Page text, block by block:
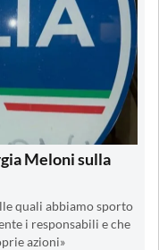
Meloni sulla
quali abbiamo sporto
i responsabili e che
azioni»